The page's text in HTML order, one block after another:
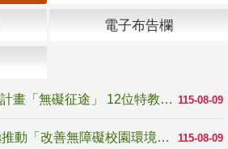
電子布告欄
115-08-09
青年百億海外圓夢基金計畫「無礙征途」 12位特教與弱勢青年勇闖西班牙 跨越感官限制見證生命蛻變
115-08-09
國教署補助22縣市積極推動「改善無障礙校園環境計畫」 打造友善、安全、無礙學習空間